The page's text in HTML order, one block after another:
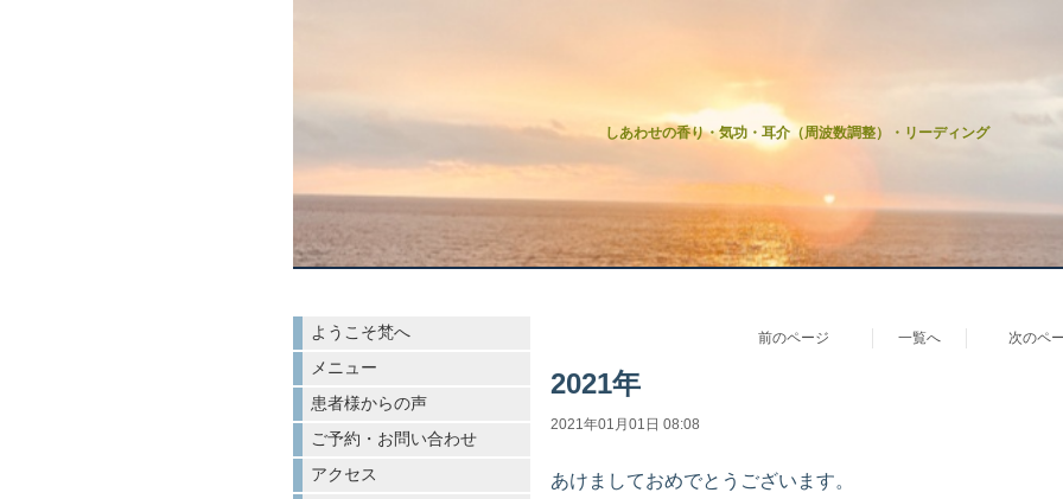
しあわせの香り・気功・耳介（周波数調整）・リーディング
前のページ 一覧へ 次のペ
2021年
2021年01月01日 08:08
あけましておめでとうございます。
ようこそ梵へ
メニュー
患者様からの声
ご予約・お問い合わせ
アクセス